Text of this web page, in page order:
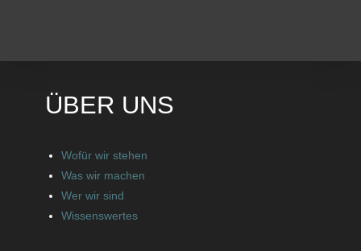
ÜBER UNS
Wofür wir stehen
Was wir machen
Wer wir sind
Wissenswertes